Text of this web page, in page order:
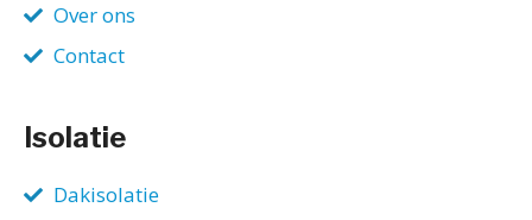
Over ons
Contact
Isolatie
Dakisolatie